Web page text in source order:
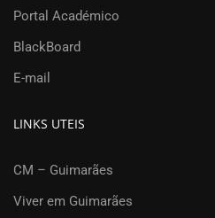
Portal Académico
BlackBoard
E-mail
LINKS UTEIS
CM – Guimarães
Viver em Guimarães